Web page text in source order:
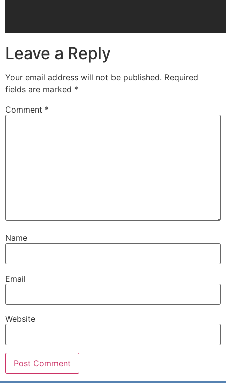
Leave a Reply
Your email address will not be published. Required
fields are marked *
Comment *
Name
Email
Website